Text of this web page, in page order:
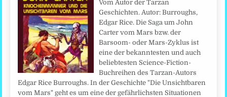
Vom Autor der Tarzan
Geschichten. Autor: Burroughs,
Edgar Rice. Die Saga um John
Carter vom Mars bzw. der
Barsoom- oder Mars-Zyklus ist
eine der bekanntesten und auch
beliebtesten Science-Fiction-
Buchreihen des Tarzan-Autors
Edgar Rice Burroughs. In der Geschichte "Die Unsichtbaren
vom Mars" geht es um eine der gefährlichsten Situationen